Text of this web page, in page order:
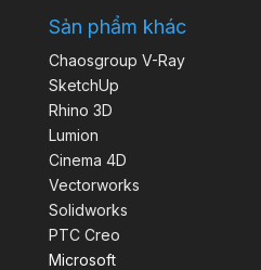
Sản phẩm khác
Chaosgroup V-Ray
SketchUp
Rhino 3D
Lumion
Cinema 4D
Vectorworks
Solidworks
PTC Creo
Microsoft